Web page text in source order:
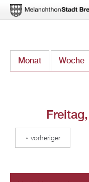
zum
Monat Woche
« vorheriger